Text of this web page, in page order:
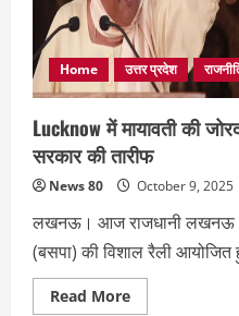
Home उत्तर प्रदेश
Lucknow में मायावती की
सरकार की तारीफ
News 80 October 9, 2025
लखनऊ। आज राजधानी लखनऊ
(बसपा) की विशाल रैली आयोजित
Read MoreRead
more